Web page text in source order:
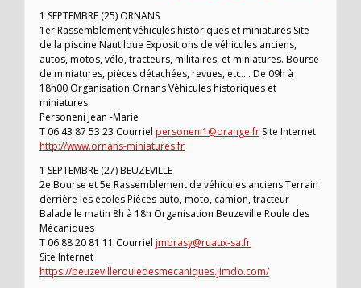
1 SEPTEMBRE (25) ORNANS
1er Rassemblement véhicules historiques et miniatures Site
de la piscine Nautiloue Expositions de véhicules anciens,
autos, motos, vélo, tracteurs, militaires, et miniatures. Bourse
de miniatures, pièces détachées, revues, etc…. De 09h à
18h00 Organisation Ornans Véhicules historiques et
miniatures
Personeni Jean -Marie
T 06 43 87 53 23 Courriel personeni1@orange.fr Site Internet
http://www.ornans-miniatures.fr
1 SEPTEMBRE (27) BEUZEVILLE
2e Bourse et 5e Rassemblement de véhicules anciens Terrain
derrière les écoles Pièces auto, moto, camion, tracteur
Balade le matin 8h à 18h Organisation Beuzeville Roule des
Mécaniques
T 06 88 20 81 11 Courriel jmbrasy@ruaux-sa.fr
Site Internet
https://beuzevillerouledesmecaniques.jimdo.com/